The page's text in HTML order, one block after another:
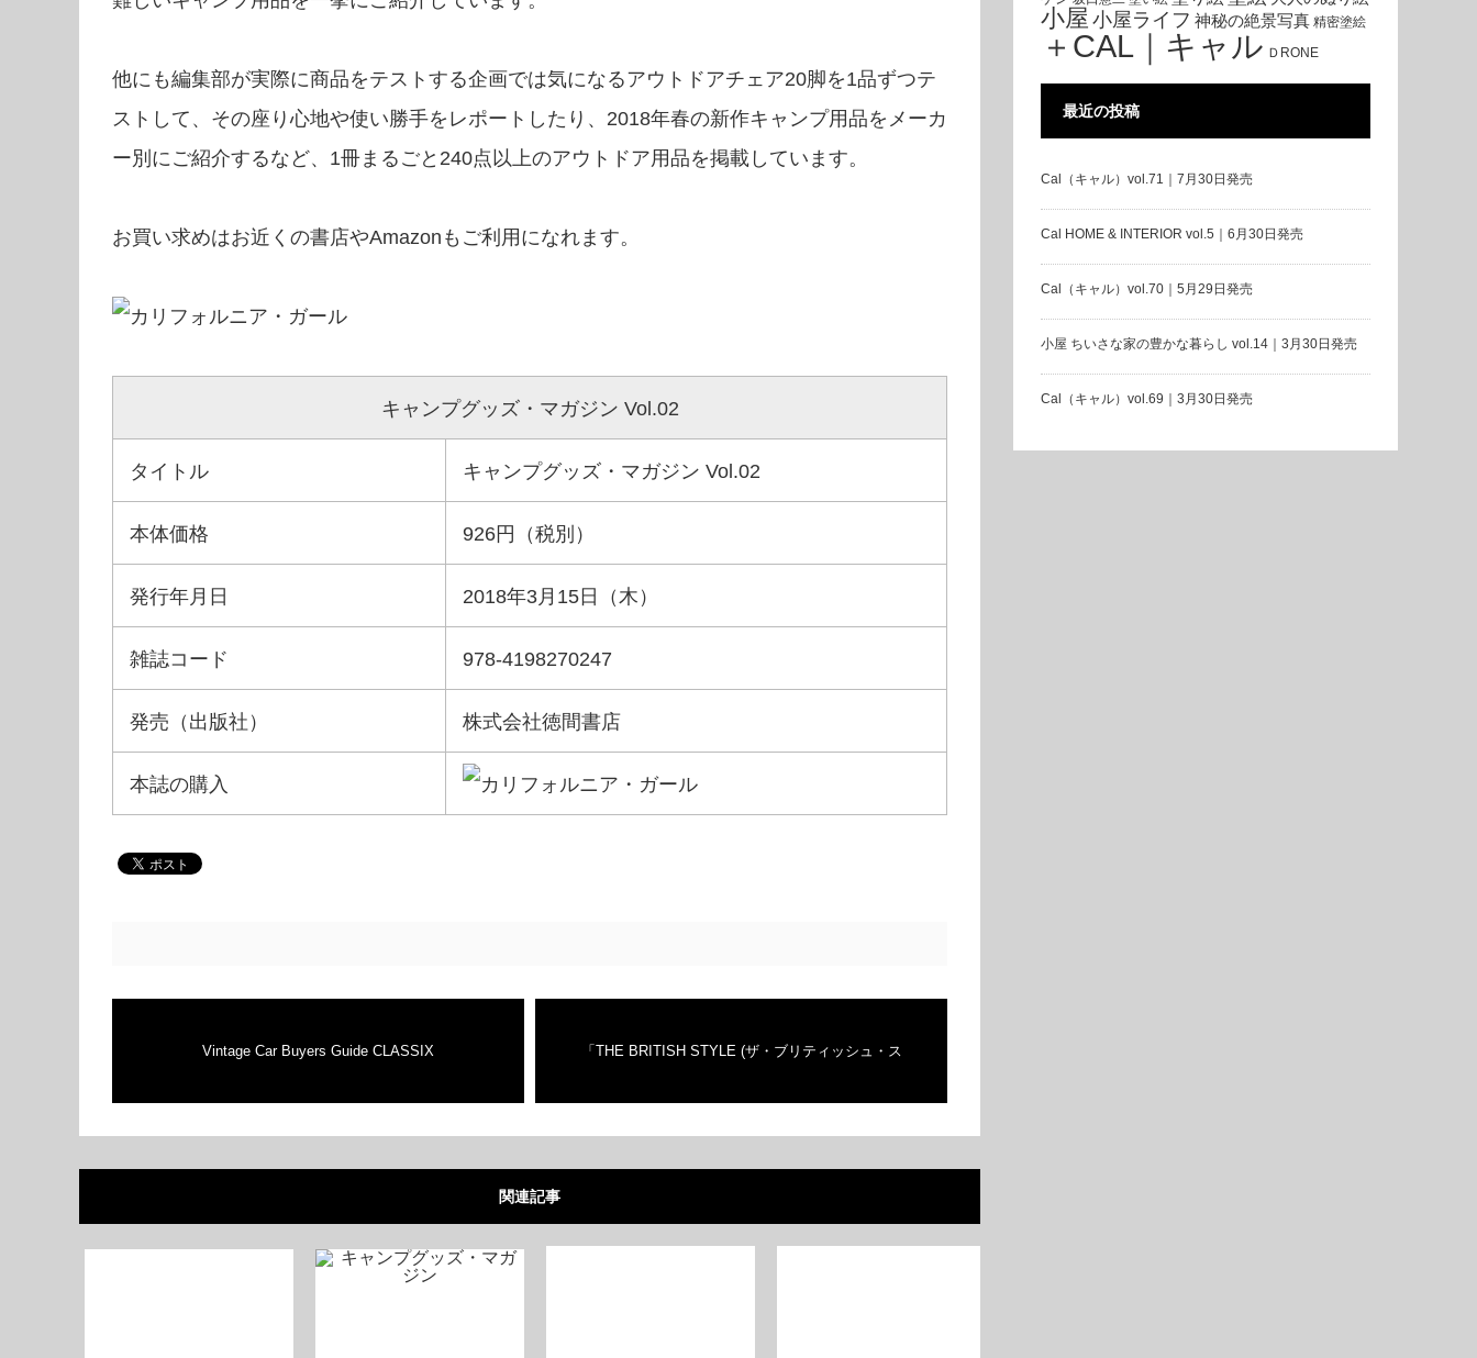
他にも編集部が実際に商品をテストする企画では気になるアウトドアチェア20脚を1品ずつテ
ストして、その座り心地や使い勝手をレポートしたり、2018年春の新作キャンプ用品をメーカ
ー別にご紹介するなど、1冊まるごと240点以上のアウトドア用品を掲載しています。
お買い求めはお近くの書店やAmazon もご利用になれます。
キャンプグッズ・マガジン Vol.02
タイトル キャンプグッズ・マガジン Vol.02
本体価格 926円（税別）
発行年月日 2018年3月15日（木）
雑誌コード 978-4198270247
発売（出版社） 株式会社徳間書店
本誌の購入
Vintage Car Buyers Guide CLASSIX
「THE BRITISH STYLE (ザ・ブリティッシュ・ス
関連記事
小屋 小屋ライフ 神秘の絶景写真 精密塗絵
＋CAL｜キャル ＤRONE
最近の投稿
Cal（キャル）vol.71｜7月30日発売
Cal HOME & INTERIOR vol.5｜6月30日発売
Cal（キャル）vol.70｜5月29日発売
小屋 ちいさな家の豊かな暮らし vol.14｜3月30日発売
Cal（キャル）vol.69｜3月30日発売